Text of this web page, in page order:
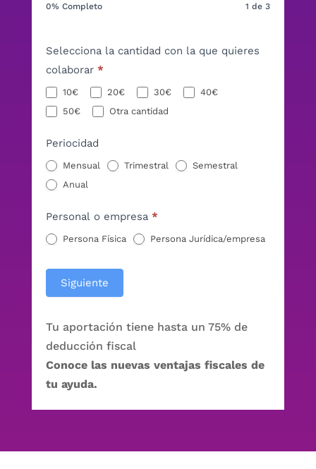
0% Completo 1 de 3
Selecciona la cantidad con la que quieres
colaborar *
10€ 20€ 30€
40€
50€
Otra cantidad
Otra cantidad
Periocidad
Mensual Trimestral
Semestral
Anual
Personal o empresa *
Persona Física Persona Jurídica/empresa
Siguiente
Tu aportación tiene hasta un 75% de
deducción fiscal
Conoce las nuevas ventajas fiscales de
tu ayuda.